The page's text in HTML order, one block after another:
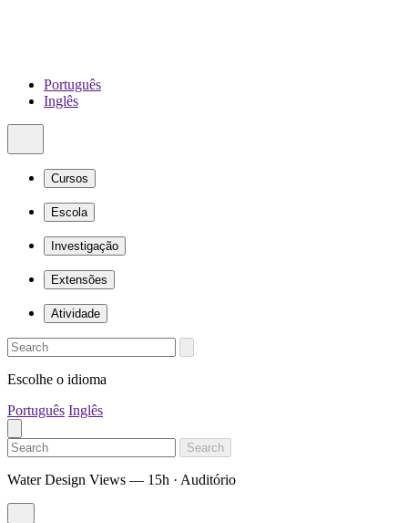
Português
Inglês
Cursos
Escola
Investigação
Extensões
Atividade
Escolhe o idioma
Português Inglês
Search
Water Design Views — 15h · Auditório